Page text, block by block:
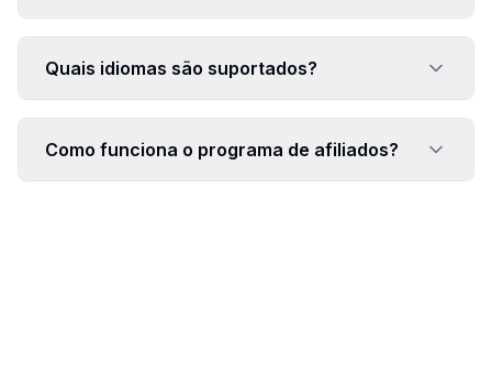
Quais idiomas são suportados?
Como funciona o programa de afiliados?